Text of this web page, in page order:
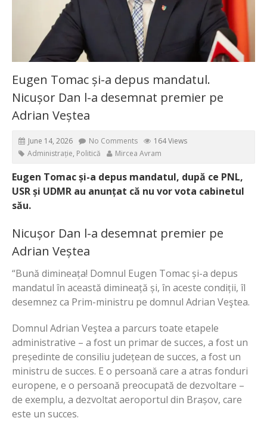
Eugen Tomac și-a depus mandatul.
Nicușor Dan l-a desemnat premier pe
Adrian Veștea
June 14, 2026 No Comments
164 Views
Administrație, Politică Mircea Avram
Eugen Tomac și-a depus mandatul, după ce PNL,
USR și UDMR au anunțat că nu vor vota cabinetul
său.
Nicușor Dan l-a desemnat premier pe
Adrian Veștea
“Bună dimineața! Domnul Eugen Tomac și-a depus
mandatul în această dimineață și, în aceste condiții, îl
desemnez ca Prim-ministru pe domnul Adrian Veştea.
Domnul Adrian Veştea a parcurs toate etapele
administrative – a fost un primar de succes, a fost un
președinte de consiliu județean de succes, a fost un
ministru de succes. E o persoană care a atras fonduri
europene, e o persoană preocupată de dezvoltare –
de exemplu, a dezvoltat aeroportul din Brașov, care
este un succes.